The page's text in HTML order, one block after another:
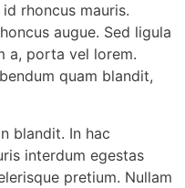
rhoncus mauris.
augue. Sed ligula
a, porta vel lorem.
quam blandit,
blandit. In hac
interdum egestas
pretium. Nullam